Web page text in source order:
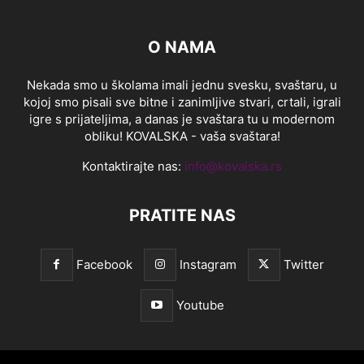
O NAMA
Nekada smo u školama imali jednu svesku, svaštaru, u
kojoj smo pisali sve bitne i zanimljive stvari, crtali, igrali
igre s prijateljima, a danas je svaštara tu u modernom
obliku! KOVALSKA - vaša svaštara!
Kontaktirajte nas: info@kovalska.rs
PRATITE NAS
Facebook Instagram Twitter
Youtube